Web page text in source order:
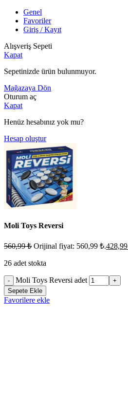
Genel
Favoriler
Giriş / Kayıt
Alışveriş Sepeti
Kapat
Sepetinizde ürün bulunmuyor.
Mağazaya Dön
Oturum aç
Kapat
Henüz hesabınız yok mu?
Hesap oluştur
Moli Toys Reversi
560,99₺ Orijinal fiyat: 560,99 ₺.428,99
26 adet stokta
- Moli Toys Reversi adet
+
Sepete Ekle
Favorilere ekle